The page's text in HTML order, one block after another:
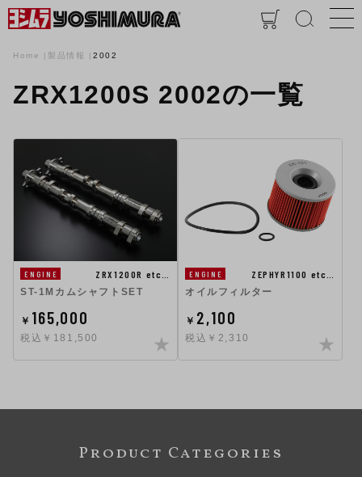
Home 製品情報 2002
ZRX1200S 2002の一覧
ENGINE
ZRX1200R etc…
ST-1MカムシャフトSET
￥ 165,000
税込￥181,500
ENGINE
ZEPHYR1100 etc…
オイルフィルター
￥ 2,100
税込￥2,310
Product Categories